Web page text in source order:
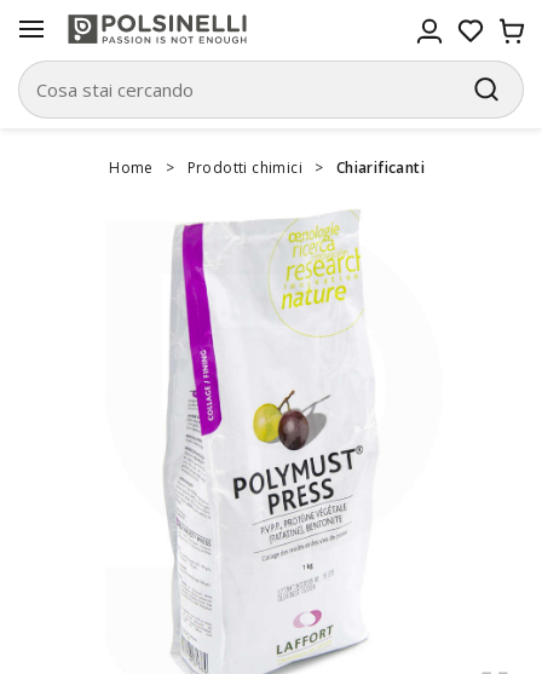
Home > Prodotti chimici > Chiarificanti